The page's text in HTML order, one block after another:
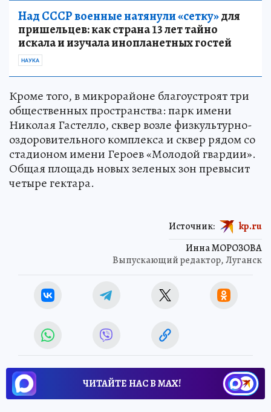
Над СССР военные натянули «сетку»для
пришельцев: как страна 13 лет тайно
искала и изучала инопланетных гостей
НАУКА
Кроме того, в микрорайоне благоустроят три
общественных пространства: парк имени
Николая Гастелло, сквер возле физкультурно-
оздоровительного комплекса и сквер рядом со
стадионом имени Героев «Молодой гвардии».
Общая площадь новых зеленых зон превысит
четыре гектара.
Инна МОРОЗОВА
Выпускающий редактор, Луганск
Источник: kp.ru
ЧИТАЙТЕ НАС В МАХ!